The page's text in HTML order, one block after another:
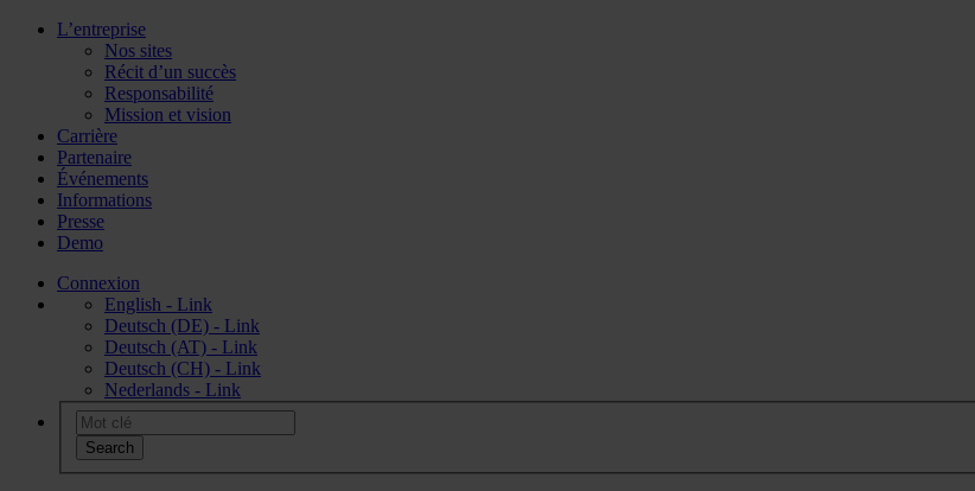
L’entreprise
Nos sites
Récit d’un succès
Responsabilité
Mission et vision
Carrière
Partenaire
Événements
Informations
Presse
Demo
Connexion
English - Link
Deutsch (DE) - Link
Deutsch (AT) - Link
Deutsch (CH) - Link
Nederlands - Link